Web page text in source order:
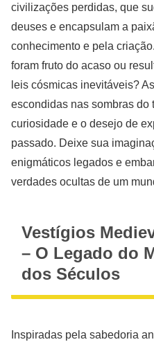
civilizações perdidas, que
deuses e encapsulam a
conhecimento e pela
foram fruto do acaso ou
leis cósmicas inevitáveis?
escondidas nas sombras do
curiosidade e o desejo de
passado. Deixe sua
enigmáticos legados e
verdades ocultas de um
Vestígios
– O Legado do
dos Séculos
Inspiradas pela sabedoria